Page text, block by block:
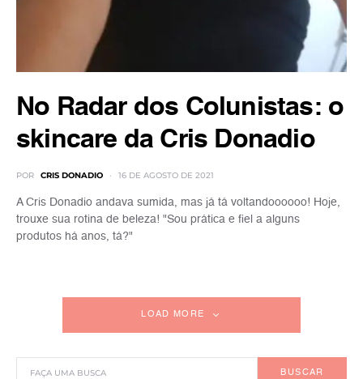
No Radar dos Colunistas: o
skincare da Cris Donadio
POR CRIS DONADIO 16 DE AGOSTO DE 2021
A Cris Donadio andava sumida, mas já tá voltandoooooo! Hoje,
trouxe sua rotina de beleza! "Sou prática e fiel a alguns
produtos há anos, tá?"
LOAD MORE
BUSCAR